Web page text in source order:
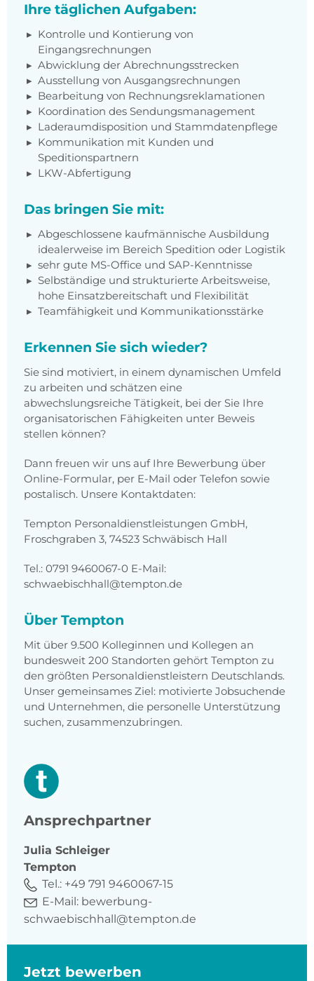
Ihre täglichen Aufgaben:
Kontrolle und Kontierung von
Eingangsrechnungen
Abwicklung der Abrechnungsstrecken
Ausstellung von Ausgangsrechnungen
Bearbeitung von Rechnungsreklamationen
Koordination des Sendungsmanagement
Laderaumdisposition und Stammdatenpflege
Kommunikation mit Kunden und
Speditionspartnern
LKW-Abfertigung
Das bringen Sie mit:
Abgeschlossene kaufmännische Ausbildung
idealerweise im Bereich Spedition oder Logistik
sehr gute MS-Office und SAP-Kenntnisse
Selbständige und strukturierte Arbeitsweise,
hohe Einsatzbereitschaft und Flexibilität
Teamfähigkeit und Kommunikationsstärke
Erkennen Sie sich wieder?
Sie sind motiviert, in einem dynamischen Umfeld
zu arbeiten und schätzen eine
abwechslungsreiche Tätigkeit, bei der Sie Ihre
organisatorischen Fähigkeiten unter Beweis
stellen können?
Dann freuen wir uns auf Ihre Bewerbung über
Online-Formular, per E-Mail oder Telefon sowie
postalisch. Unsere Kontaktdaten:
Tempton Personaldienstleistungen GmbH,
Froschgraben 3, 74523 Schwäbisch Hall
Tel.: 0791 9460067-0 E-Mail:
schwaebischhall@tempton.de
Über Tempton
Mit über 9.500 Kolleginnen und Kollegen an
bundesweit 200 Standorten gehört Tempton zu
den größten Personaldienstleistern Deutschlands.
Unser gemeinsames Ziel: motivierte Jobsuchende
und Unternehmen, die personelle Unterstützung
suchen, zusammenzubringen.
Ansprechpartner
Julia Schleiger
Tempton
Tel.: +49 791 9460067-15
E-Mail: bewerbung-
schwaebischhall@tempton.de
Jetzt bewerben